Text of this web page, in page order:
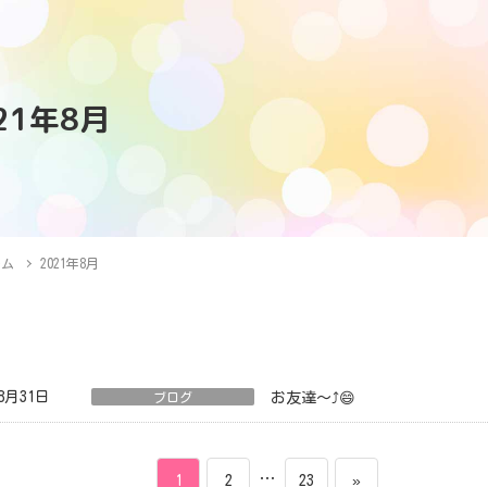
年8月
2021年8月
月31日 ブログ お友達～⤴️😄
ペ
1 ペ
2 … ペ
23 »